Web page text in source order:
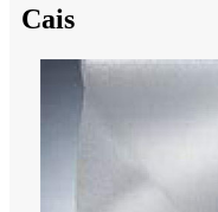
Cais